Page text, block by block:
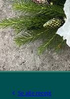
Se alle recept